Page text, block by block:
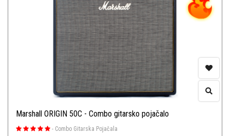
Marshall ORIGIN 50C - Combo gitarsko pojačalo
- Combo Gitarska Pojačala